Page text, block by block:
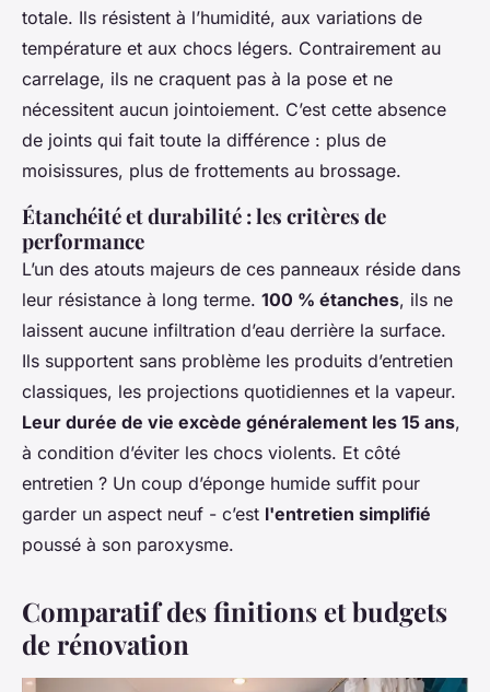
totale. Ils résistent à l’humidité, aux variations de
température et aux chocs légers. Contrairement au
carrelage, ils ne craquent pas à la pose et ne
nécessitent aucun jointoiement. C’est cette absence
de joints qui fait toute la différence : plus de
moisissures, plus de frottements au brossage.
Étanchéité et durabilité : les critères de
performance
L’un des atouts majeurs de ces panneaux réside dans
leur résistance à long terme. 100 % étanches, ils ne
laissent aucune infiltration d’eau derrière la surface.
Ils supportent sans problème les produits d’entretien
classiques, les projections quotidiennes et la vapeur.
Leur durée de vie excède généralement les 15 ans,
à condition d’éviter les chocs violents. Et côté
entretien ? Un coup d’éponge humide suffit pour
garder un aspect neuf - c’est l'entretien simplifié
poussé à son paroxysme.
Comparatif des finitions et budgets
de rénovation